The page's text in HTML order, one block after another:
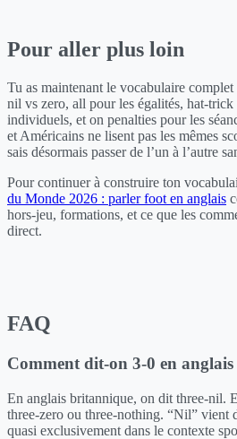
Pour aller plus loin
Tu as maintenant le vocabulaire
nil vs zero, all pour les égalités, hat-
individuels, et on penalties pour les
et Américains ne lisent pas les mêmes
sais désormais passer de l’un à l’autre
Pour continuer à construire ton
du Monde 2026 : parler foot en anglais
hors-jeu, formations, et ce que les
direct.
FAQ
Comment dit-on 3-0 en anglais
En anglais britannique, on dit three-nil.
three-zero ou three-nothing. “Nil” vient
quasi exclusivement dans le contexte